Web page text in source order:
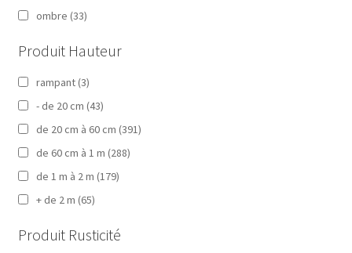
ombre (33)
Produit Hauteur
rampant (3)
- de 20 cm (43)
de 20 cm à 60 cm (391)
de 60 cm à 1 m (288)
de 1 m à 2 m (179)
+ de 2 m (65)
Produit Rusticité